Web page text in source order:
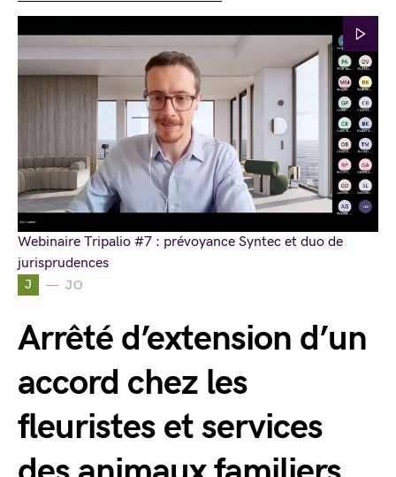
J JO
Arrêté d’extension d’un
accord chez les
fleuristes et services
Webinaire Tripalio #7 : prévoyance Syntec et duo de
jurisprudences